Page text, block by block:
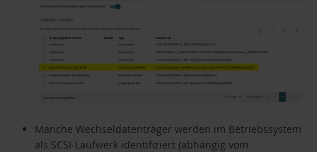
Manche Wechseldatenträger werden im Betriebssystem
als SCSI-Laufwerk identifiziert (abhängig vom